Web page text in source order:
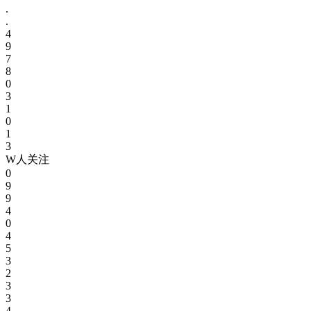
.
.
4
9
7
8
0
3
1
0
1
3
W人关注
0
9
9
4
0
4
5
3
2
3
3